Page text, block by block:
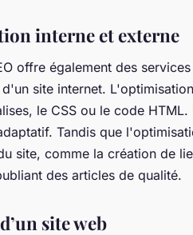
interne et externe
offre également des
site internet.
le CSS ou le code
Tandis que
site, comme la création de
des articles de qualité.
site web